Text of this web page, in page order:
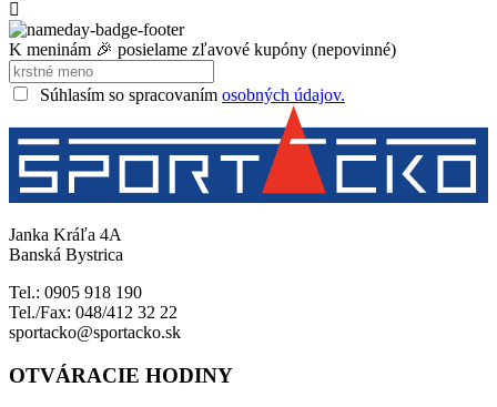
K meninám 🎉 posielame zľavové kupóny (nepovinné)
Súhlasím so spracovaním osobných údajov.
Janka Kráľa 4A
Banská Bystrica
Tel.: 0905 918 190
Tel./Fax: 048/412 32 22
sportacko@sportacko.sk
OTVÁRACIE HODINY